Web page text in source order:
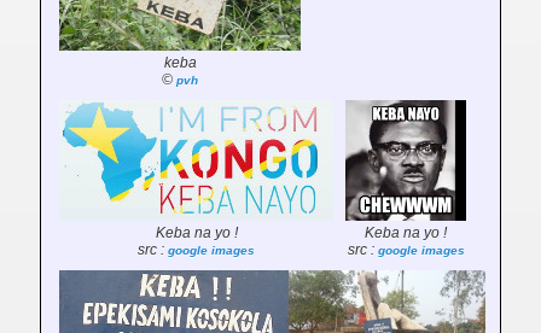
keba
© pvh
Keba na yo !
src : google images
Keba na yo !
src : google images